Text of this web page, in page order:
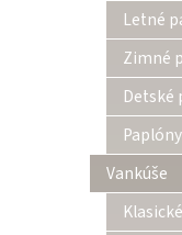
Letné
Zimné
Detské
Vankúše